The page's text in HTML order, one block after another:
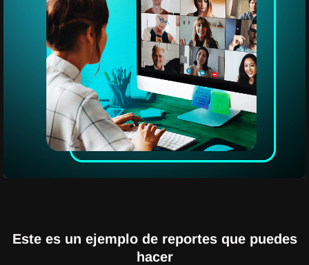
Este es un ejemplo de reportes que puedes
hacer